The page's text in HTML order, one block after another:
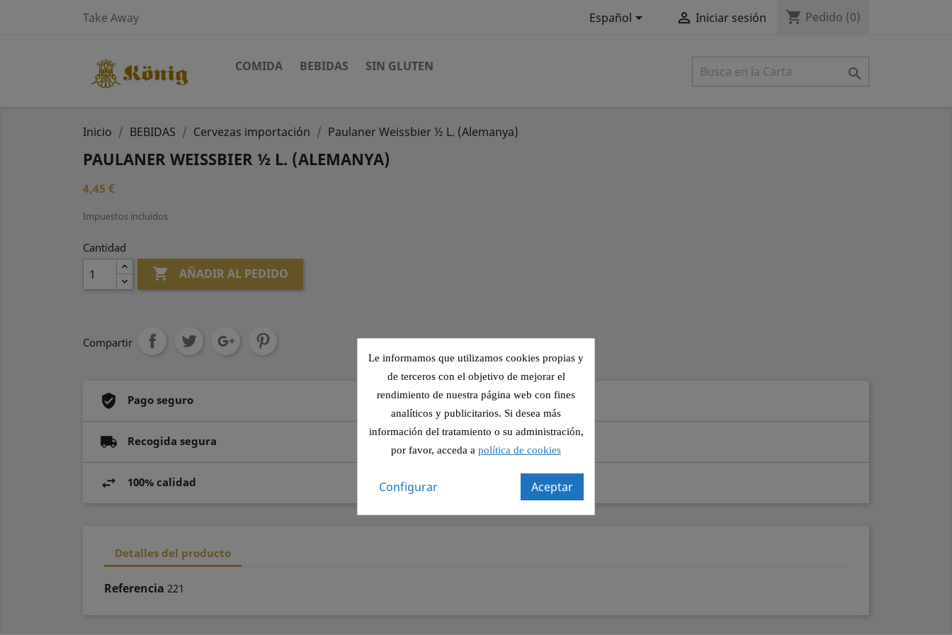
Take Away Español  Iniciar sesión shopping_cart Pedido (0)
COMIDA BEBIDAS SIN GLUTEN 
Inicio BEBIDAS Cervezas importación Paulaner Weissbier ½ L. (Alemanya)
PAULANER WEISSBIER ½ L. (ALEMANYA)
4,45 €
Impuestos incluidos
Cantidad
 AÑADIR AL PEDIDO
Compartir
Pago seguro
Recogida segura
100% calidad
Detalles del producto
Referencia 221
Le informamos que utilizamos cookies propias y
de terceros con el objetivo de mejorar el
rendimiento de nuestra página web con fines
analíticos y publicitarios. Si desea más
información del tratamiento o su administración,
por favor, acceda a política de cookies
Aceptar
Configurar